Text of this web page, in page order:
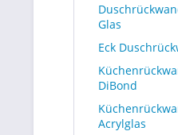
Glas
Eck
DiBond
Acrylglas